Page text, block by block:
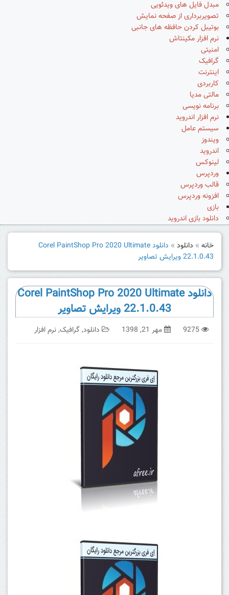
مبدل فایل های ویدئویی
تصویربرداری از صفحه نمایش
بوتیبل کردن حافظه های جانبی
نرم افزار مکینتاش
امنیتی
گرافیک
اینترنت
کاربردی
مالتی مدیا
برنامه نویسی
نرم افزار اندروید
سیستم عامل
ویندوز
اندروید
لینوکس
وردپرس
قالب وردپرس
افزونه وردپرس
بازی
دانلود بازی اندروید
خانه » دانلود »
دانلود Corel PaintShop Pro 2020 Ultimate
22.1.0.43 ویرایش تصاویر
دانلود Corel PaintShop Pro 2020 Ultimate
22.1.0.43 ویرایش تصاویر
9275 مهر 21, 1398 دانلود, گرافیک,نرم افزار